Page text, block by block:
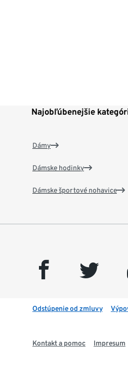
Najobľúbenejšie
Dámy
Dámske hodinky
Dámske športové nohavice
facebook twitter
Odstúpenie od zmluvy
Kontakt a pomoc Impresum